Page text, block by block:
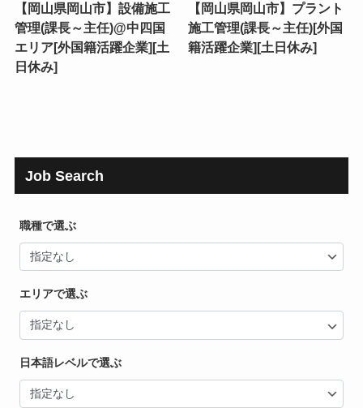
【岡山県岡山市】設備施工
管理(課長～主任)@中四国
エリア[外国籍活躍企業][土
日休み]
【岡山県岡山市】プラント
施工管理(課長～主任)[外国
籍活躍企業][土日休み]
Job Search
職種で選ぶ
エリアで選ぶ
日本語レベルで選ぶ